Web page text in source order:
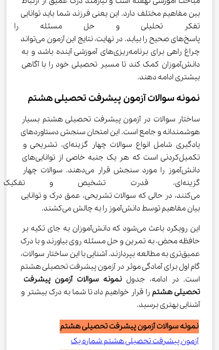
بین مفاهیم مختلف دارد. این یعنی فرزند شما باید توانایی
تفکر تحلیلی و حل مسئله را
پاسخ‌های صحیح را بیابد. در نهایت، نتایج این آزمون می‌تواند
چراغ راهی برای برنامه‌ریزی‌های آموزشی آینده باشد و به
دانش‌آموزان کمک کند تا مسیر تحصیلی خود را با آگاهی
بیشتری ادامه دهند.
نمونه سوالات آزمون پیشرفت تحصیلی هشتم
ساختار سوالات در آزمون پیشرفت تحصیلی هشتم بسیار
هوشمندانه و جامع است. این امتحان سنجش دستاوردهای
یادگیری شامل انواع سوالات چهار گزینه‌ای، تشریحی و
تکمیل‌کردنی است که هر یک جنبه خاصی از توانایی‌های
دانش‌آموز را مورد سنجش قرار می‌دهند. سوالات چهار
گزینه‌ای، قدرت تشخیص و
می‌کنند، در حالی که سوالات تشریحی، عمق درک و توانایی
بیان مفاهیم توسط دانش‌آموز را به چالش می‌کشند.
این رویکرد باعث می‌شود که دانش‌آموزان به جای تکیه بر
حافظه محض، به تمرین و حل مسئله روی بیاورند و با درک
عمیق‌تری به مطالعه بپردازند. آشنایی با این ساختار سوالات،
گام اول برای آمادگی موثر در آزمون پیشرفت تحصیلی هشتم
است. در ادامه، جدول نمونه سوالات آزمون پیشرفت
تحصیلی هشتم را قرار خواهیم داد تا شما به درک بیشتر و
آشنایی بهتری برسید.
نمونه سوالات آزمون پیشرفت تحصیلی هشتم
آزمون پیشرفت تحصیلی هشتم شماره یک